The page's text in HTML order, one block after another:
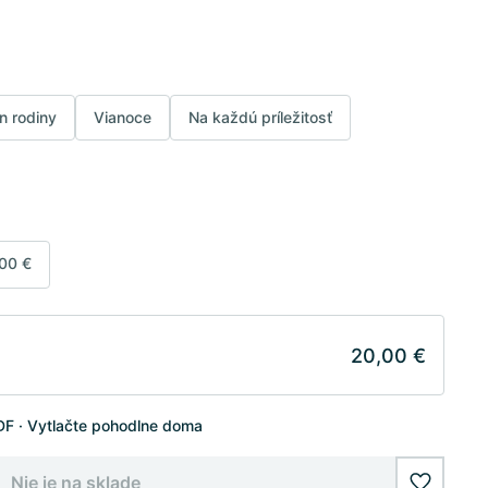
rodiny Vianoce Na každú príležitosť
€
20,00 €
Vytlačte pohodlne doma
Nie je na sklade